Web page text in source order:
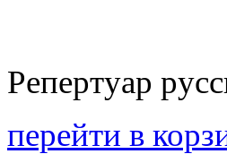
Репертуар
перейти в